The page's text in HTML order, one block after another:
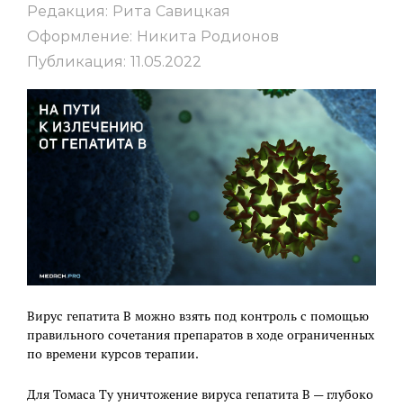
Редакция: Рита Савицкая
Оформление: Никита Родионов
Публикация: 11.05.2022
Вирус гепатита В можно взять под контроль с помощью
правильного сочетания препаратов в ходе ограниченных
по времени курсов терапии.
Для Томаса Ту уничтожение вируса гепатита В — глубоко